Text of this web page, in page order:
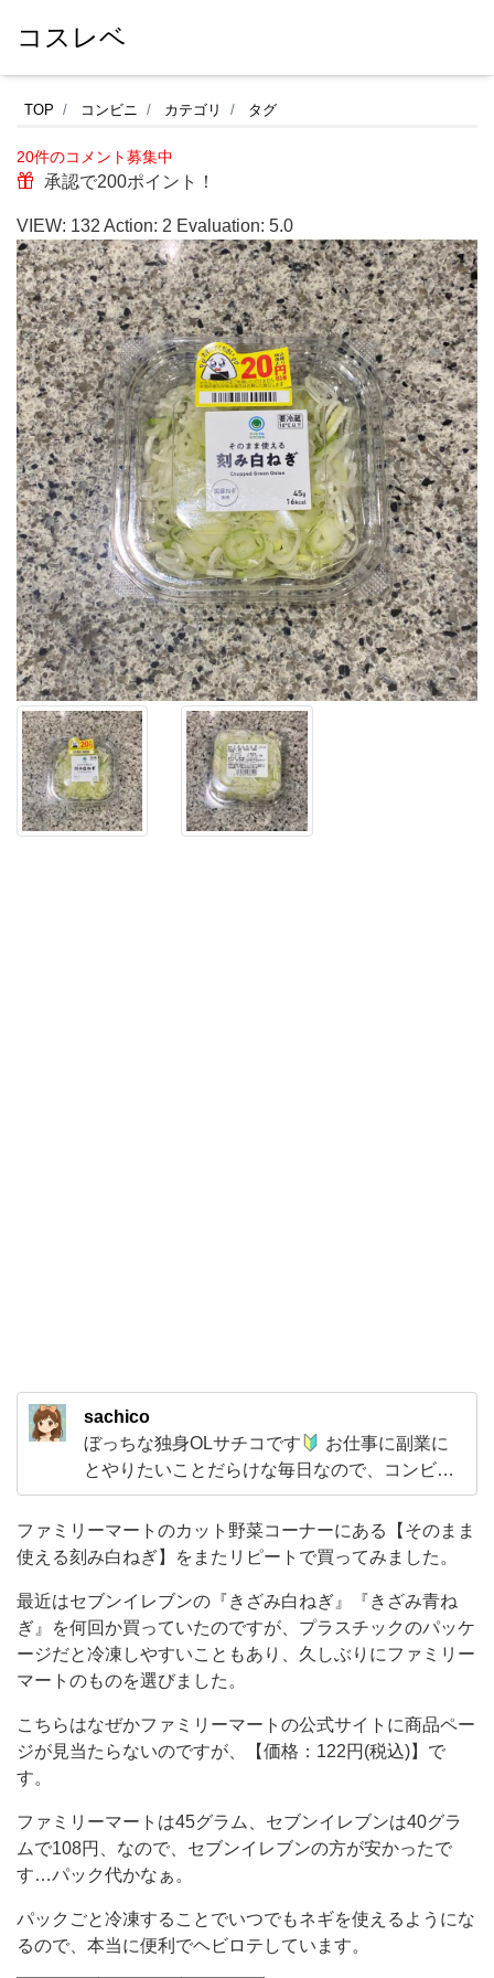
コスレベ
フ
ァ
ミ
ー
マ
ー
ト
の
カ
ッ
ト
野
菜
コ
ー
ナ
ー
に
あ
る
【そ
の
ト
で
っ
て
み
ま
し
た。
近
は
ブ
ン
レ
TOP コンビニ カテゴリ タグ
20件のコメント募集中
承認で200ポイント！
VIEW: 132 Action: 2 Evaluation: 5.0
sachico
ぼっちな独身OLサチコです
お仕事に副業に
とやりたいことだらけな毎日なので、コンビニ
にもよくお世話になっています。 よく行くコン
ビニはセブンイレブン・ファミリーマートがメ
インです。 ついいつも同じものを買いがちなの
ファミリーマートのカット野菜コーナーにある【そのまま
使える刻み白ねぎ】をまたリピートで買ってみました。
最近はセブンイレブンの『きざみ白ねぎ』『きざみ青ね
ぎ』を何回か買っていたのですが、プラスチックのパッケ
ージだと冷凍しやすいこともあり、久しぶりにファミリー
マートのものを選びました。
こちらはなぜかファミリーマートの公式サイトに商品ペー
ジが見当たらないのですが、【価格：122円(税込)】で
す。
ファミリーマートは45グラム、セブンイレブンは40グラ
ムで108円、なので、セブンイレブンの方が安かったで
す…パック代かなぁ。
パックごと冷凍することでいつでもネギを使えるようにな
るので、本当に便利でヘビロテしています。